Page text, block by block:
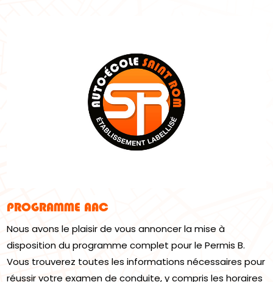
PROGRAMME AAC
Nous avons le plaisir de vous annoncer la mise à
disposition du programme complet pour le Permis B.
Vous trouverez toutes les informations nécessaires pour
réussir votre examen de conduite, y compris les horaires